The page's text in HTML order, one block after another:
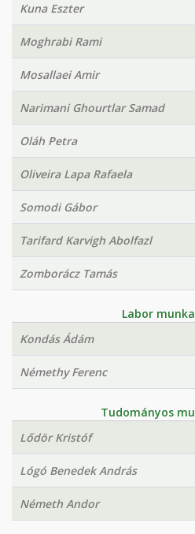
Kuna Eszter
Moghrabi Rami
Mosallaei Amir
Narimani Ghourtlar Samad
Oláh Petra
Oliveira Lapa Rafaela
Somodi Gábor
Tarifard Karvigh Abolfazl
Zomborácz Tamás
Labor
Kondás Ádám
Némethy Ferenc
Tudományos
Lődör Kristóf
Lógó Benedek András
Németh Andor